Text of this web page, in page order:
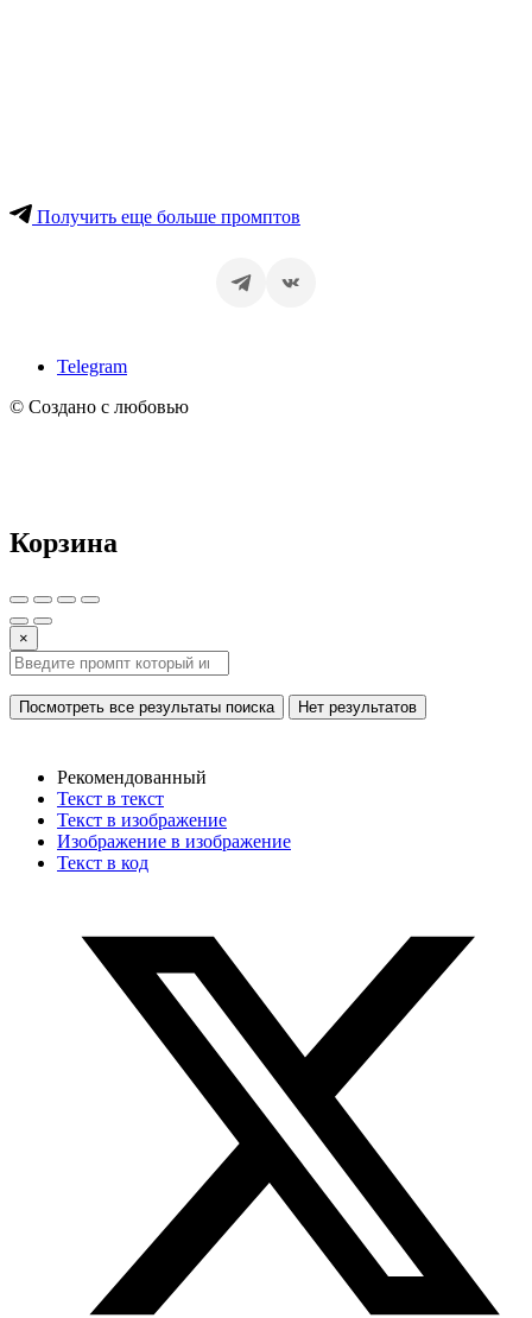
Получить еще больше промптов
Telegram
© Создано с любовью
Корзина
×
Посмотреть все результаты поиска Нет результатов
Рекомендованный
Текст в текст
Текст в изображение
Изображение в изображение
Текст в код